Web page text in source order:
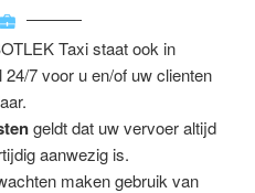
Taxi staat ook in
7 voor u en/of uw clienten
geldt dat uw vervoer altijd
aanwezig is.
maken gebruik van